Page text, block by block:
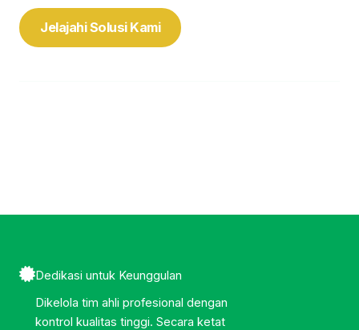
Jelajahi Solusi Kami
Dedikasi untuk Keunggulan
Dikelola tim ahli profesional dengan
kontrol kualitas tinggi. Secara ketat